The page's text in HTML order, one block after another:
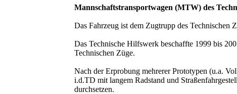
Mannschaftstransportwagen (MTW) des
Das Fahrzeug ist dem Zugtrupp des Technischen
Das Technische Hilfswerk beschaffte 1999 bis
Technischen Züge.
Nach der Erprobung mehrerer Prototypen (u.a.
i.d.TD mit langem Radstand und
durchsetzen.